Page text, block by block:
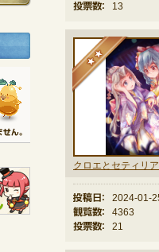
定期メンテナンス
毎週水曜日 10:30
※メンテナンス中は
投票数：
13
★★
投稿日：
2024-01-
観覧数：
4363
投票数：
21